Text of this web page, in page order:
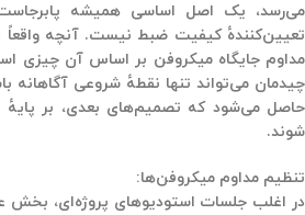
می‌رسد، یک اصل اساسی همیشه
تعیین‌کنندهٔ کیفیت ضبط نیست. آنچه
مداوم جایگاه میکروفن بر اساس آن چیزی
چیدمان می‌تواند تنها نقطهٔ شروعی آگاهانه
حاصل می‌شود که تصمیم‌های بعدی، بر پایهٔ
شوند.
تنظیم مداوم میکروفن‌ها:
در اغلب جلسات استودیوهای پروژه‌ای، بخش